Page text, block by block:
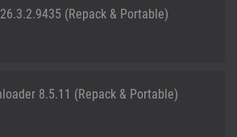
(Repack & Portable)
8.5.11 (Repack & Portable)